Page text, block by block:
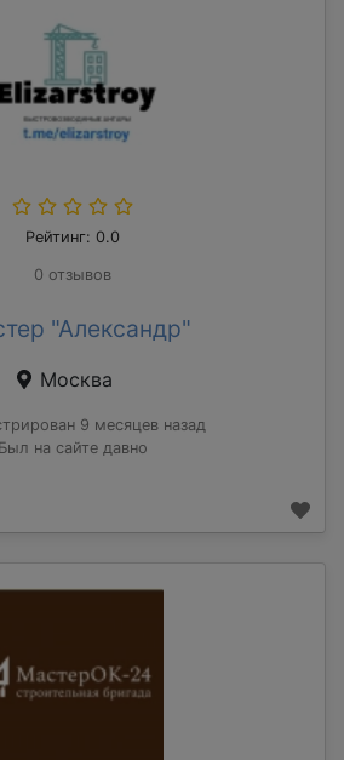
Рейтинг: 0.0
0 отзывов
"Александр"
Москва
9 месяцев назад
Был на сайте давно